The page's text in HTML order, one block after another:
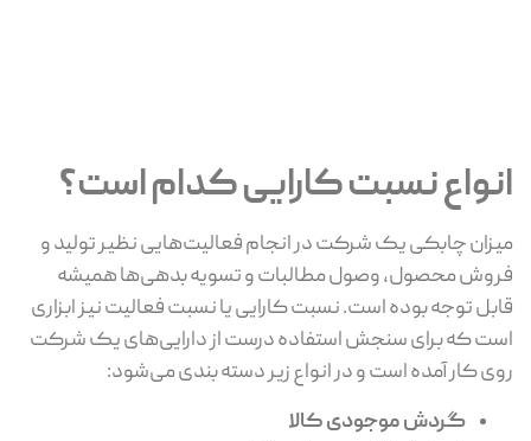
انواع نسبت کارایی کدام است؟
میزان چابکی یک شرکت در انجام فعالیت‌هایی نظیر تولید و
فروش محصول، وصول مطالبات و تسویه بدهی‌ها همیشه
قابل توجه بوده است. نسبت کارایی یا نسبت فعالیت نیز ابزاری
است که برای سنجش استفاده درست از دارایی‌های یک شرکت
روی کار آمده است و در انواع زیر دسته بندی می‌شود:
گردش موجودی کالا